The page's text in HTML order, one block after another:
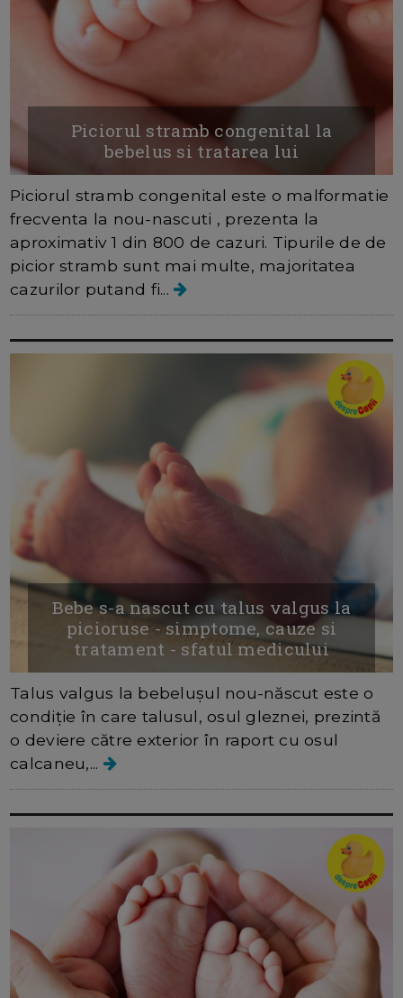
Piciorul stramb congenital la
bebelus si tratarea lui
Piciorul stramb congenital este o malformatie
frecventa la nou-nascuti , prezenta la
aproximativ 1 din 800 de cazuri. Tipurile de de
picior stramb sunt mai multe, majoritatea
cazurilor putand fi...
Bebe s-a nascut cu talus valgus la
picioruse - simptome, cauze si
tratament - sfatul medicului
Talus valgus la bebelușul nou-născut este o
condiție în care talusul, osul gleznei, prezintă
o deviere către exterior în raport cu osul
calcaneu,...